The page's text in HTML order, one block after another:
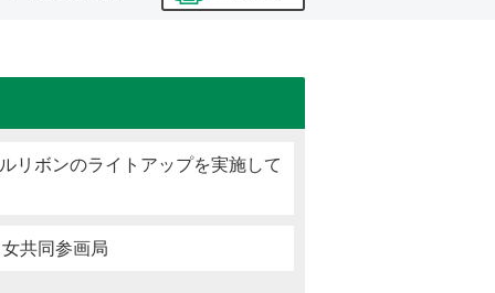
リボンのライトアップを実施して
共同参画局